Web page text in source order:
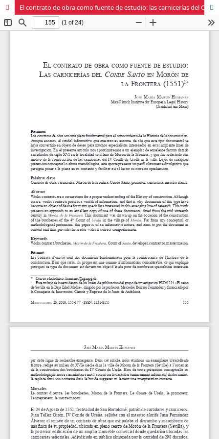
El contrato de obra como fuente de estudio: las carnicerías del Conde Santo en Morón de la Frontera (1551)